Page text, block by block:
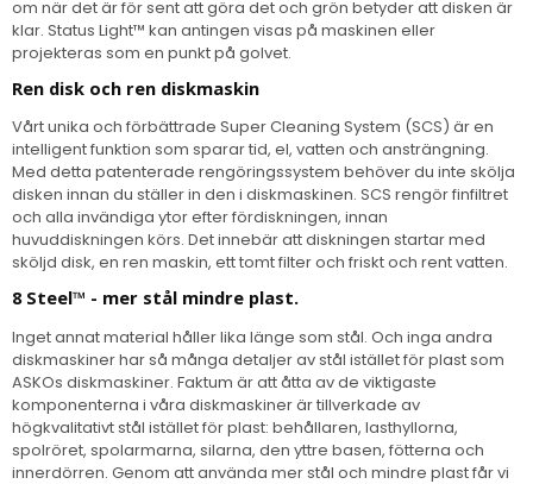
om när det är för sent att göra det och grön betyder att disken är
klar. Status Light™ kan antingen visas på maskinen eller
projekteras som en punkt på golvet.
Ren disk och ren diskmaskin
Vårt unika och förbättrade Super Cleaning System (SCS) är en
intelligent funktion som sparar tid, el, vatten och ansträngning.
Med detta patenterade rengöringssystem behöver du inte skölja
disken innan du ställer in den i diskmaskinen. SCS rengör finfiltret
och alla invändiga ytor efter fördiskningen, innan
huvuddiskningen körs. Det innebär att diskningen startar med
sköljd disk, en ren maskin, ett tomt filter och friskt och rent vatten.
8 Steel™ - mer stål mindre plast.
Inget annat material håller lika länge som stål. Och inga andra
diskmaskiner har så många detaljer av stål istället för plast som
ASKOs diskmaskiner. Faktum är att åtta av de viktigaste
komponenterna i våra diskmaskiner är tillverkade av
högkvalitativt stål istället för plast: behållaren, lasthyllorna,
spolröret, spolarmarna, silarna, den yttre basen, fötterna och
innerdörren. Genom att använda mer stål och mindre plast får vi